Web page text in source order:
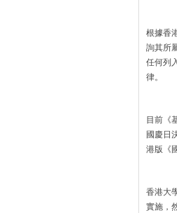
根據香
詢其所
任何列
律。
目前《
國慶日
港版《
香港大
實施，